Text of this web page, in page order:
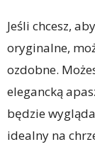
Jeśli chcesz,
oryginalne,
ozdobne.
elegancką
będzie
idealny na